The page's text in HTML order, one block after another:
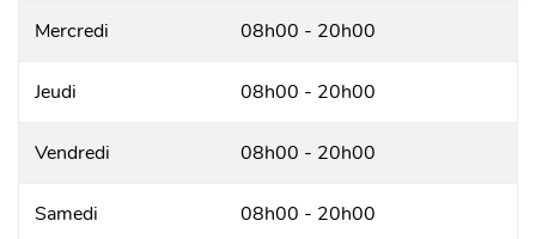
Mercredi 08h00 - 20h00
Jeudi 08h00 - 20h00
Vendredi 08h00 - 20h00
Samedi 08h00 - 20h00